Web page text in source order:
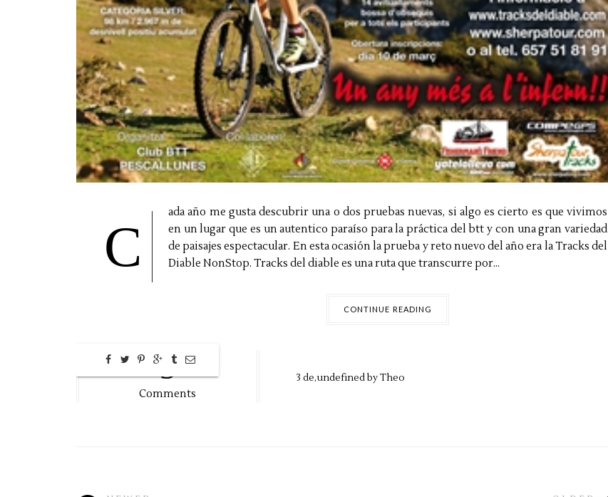
C
ada año me gusta descubrir una o dos pruebas nuevas, si algo es cierto es que vivimos
en un lugar que es un autentico paraíso para la práctica del btt y con una gran variedad
de paisajes espectacular. En esta ocasión la prueba y reto nuevo del año era la Tracks del
Diable NonStop. Tracks del diable es una ruta que transcurre por...
CONTINUE READING
3
Comments
3 de,undefined byTheo